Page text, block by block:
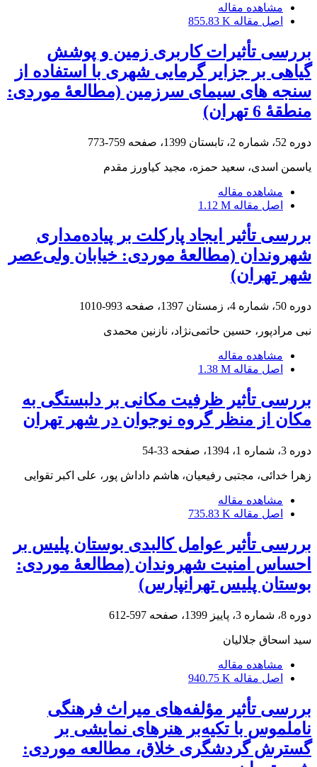
مشاهده مقاله
اصل مقاله 855.83 K
بررسی تأثیرات کاربری زمین و پوشش
گیاهی بر جزایر گرمایی شهری با استفاده از
سنجه‏ های سیمای سرزمین (مطالعۀ موردی:
منطقۀ 6 تهران)
دوره 52، شماره 2، تابستان 1399، صفحه 759-773
یاسمن اسدی، سعید حمزه، مجید کیاورز مقدم
مشاهده مقاله
اصل مقاله 1.12 M
بررسی تأثیر ایجاد پارکلت بر پیاده‌مداری
شهروندان (مطالعۀ موردی: خیابان ولی‌عصر
شهر تهران)
دوره 50، شماره 4، زمستان 1397، صفحه 993-1010
نبی مرادپور، حسین حاتمی‌نژاد، نازنین محمدی
مشاهده مقاله
اصل مقاله 1.38 M
بررسی تأثیر ظرفیت مکانی بر دلبستگی به
مکان از منظر گروه نوجوان در شهر تهران
دوره 3، شماره 1، 1394، صفحه 33-54
زهرا خدائی، مجتبی رفیعیان، هاشم داداش پور، علی اکبر تقوایی
مشاهده مقاله
اصل مقاله 735.83 K
بررسی تأثیر عوامل کالبدی بوستان پلیس بر
احساس امنیت شهروندان (مطالعۀ موردی:
بوستان پلیس تهرانپارس)
دوره 8، شماره 3، پاییز 1399، صفحه 597-612
سید اسحاق جلالیان
مشاهده مقاله
اصل مقاله 940.75 K
بررسی تأثیر مؤلفه‌های میراث فرهنگی
ناملموس با تکیه‌بر هنرهای نمایشی بر
گسترش گردشگری خلاق، مطالعه موردی: